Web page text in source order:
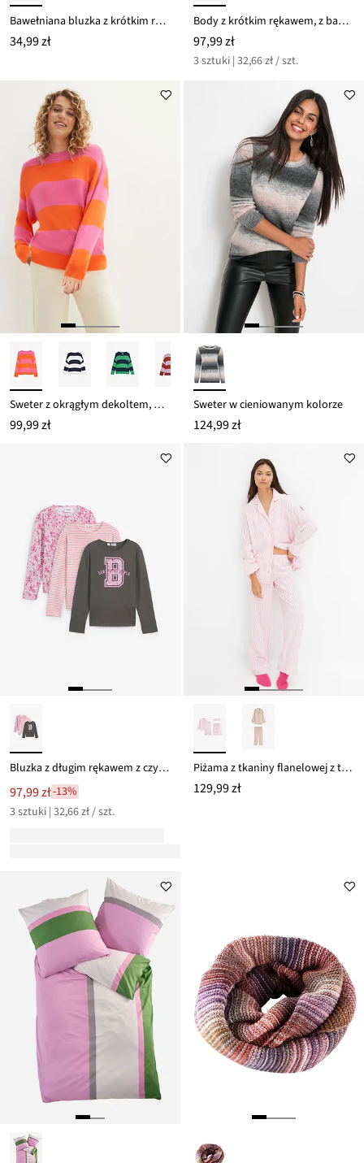
Bawełniana bluzka z krótkim rękawem
34,99 zł
Body z krótkim rękawem, z bawełny organicznej (3 szt.)
97,99 zł
3 sztuki | 32,66 zł / szt.
Sweter z okrągłym dekoltem, w szerokie paski
99,99 zł
Sweter w cieniowanym kolorze
124,99 zł
Bluzka z długim rękawem z czystej bawełny organicznej (3 szt.)
97,99 zł-13%
3 sztuki | 32,66 zł / szt.
Piżama z tkaniny flanelowej z torebką upominkową
129,99 zł